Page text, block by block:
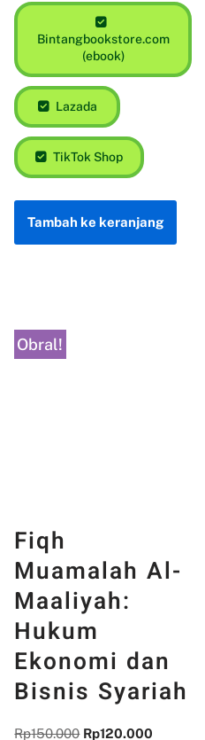
Bintangbookstore.com
(ebook)
Lazada
TikTok Shop
Tambah ke keranjang
Obral!
Fiqh
Muamalah Al-
Maaliyah:
Hukum
Ekonomi dan
Bisnis Syariah
Rp150.000 Rp120.000